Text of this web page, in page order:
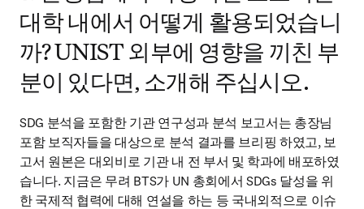
대학 내에서 어떻게 활용되었습니
까? UNIST 외부에 영향을 끼친 부
분이 있다면, 소개해 주십시오.
SDG 분석을 포함한 기관 연구성과 분석 보고서는 총장님
포함 보직자들을 대상으로 분석 결과를 브리핑 하였고, 보
고서 원본은 대외비로 기관 내 전 부서 및 학과에 배포하였
습니다. 지금은 무려 BTS가 UN 총회에서 SDGs 달성을 위
한 국제적 협력에 대해 연설을 하는 등 국내외적으로 이슈